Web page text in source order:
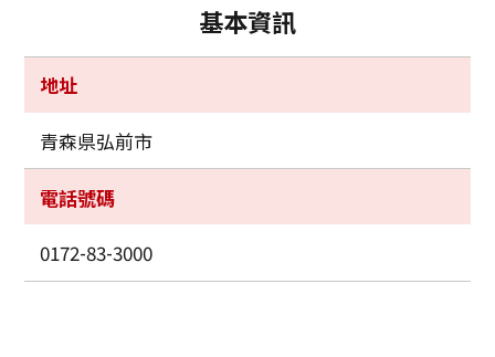
基本資訊
地址
青森県弘前市
電話號碼
0172-83-3000